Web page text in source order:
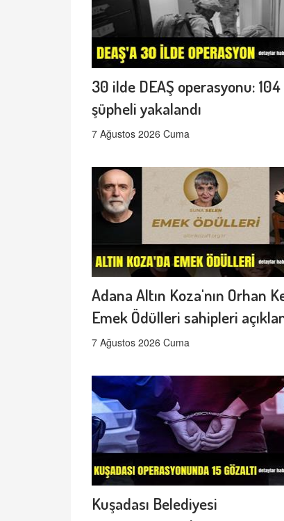
30 ilde DEAŞ operasyonu: 104
şüpheli yakalandı
7 Ağustos 2026 Cuma
Adana Altın Koza'nın Orhan
Emek Ödülleri sahipleri
7 Ağustos 2026 Cuma
Kuşadası Belediyesi